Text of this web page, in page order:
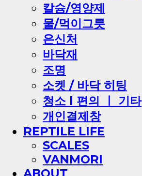
칼슘/영양제
물/먹이그릇
은신처
바닥재
조명
소켓 / 바닥 히팅
청소 l 편의 ㅣ 기타
개인결제창
REPTILE LIFE
SCALES
VANMORI